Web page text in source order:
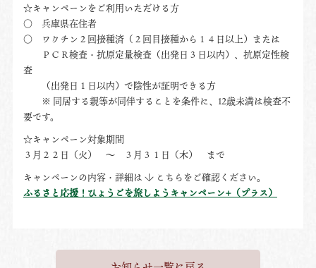
☆キャンペーンをご利用いただける方
〇 兵庫県在住者
〇 ワクチン２回接種済（２回目接種から１４日以上）または
ＰＣＲ検査・抗原定量検査（出発日３日以内）、抗原定性検
査
（出発日１日以内）で陰性が証明できる方
※ 同居する親等が同伴することを条件に、12歳未満は検査不
要です。
☆キャンペーン対象期間
３月２２日（火） ～ ３月３１日（木） まで
キャンペーンの内容・詳細は ↓ こちらをご確認ください。
ふるさと応援！ひょうごを旅しようキャンペーン+（プラス）